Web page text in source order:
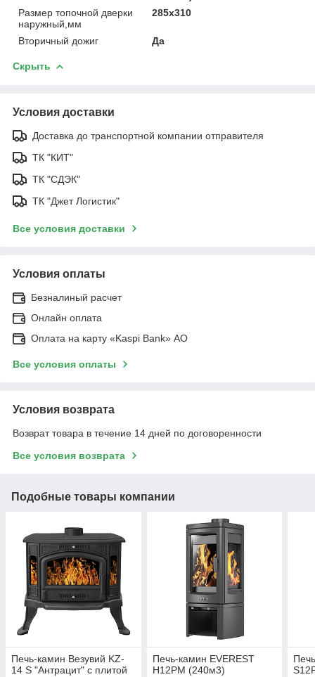
Размер топочной дверки
наружный,мм
285х310
Вторичный дожиг Да
Скрыть
Условия доставки
Доставка до транспортной компании отправителя
ТК "КИТ"
ТК "СДЭК"
ТК "Джет Логистик"
Все условия доставки
Условия оплаты
Безналиный расчет
Онлайн оплата
Оплата на карту «Kaspi Bank» АО
Все условия оплаты
Условия возврата
Возврат товара в течение 14 дней по договоренности
Все условия возврата
Подобные товары компании
Печь-камин Везувий KZ-
14 S "Антрацит" с плитой
Печь-камин EVEREST
H12РМ (240м3)